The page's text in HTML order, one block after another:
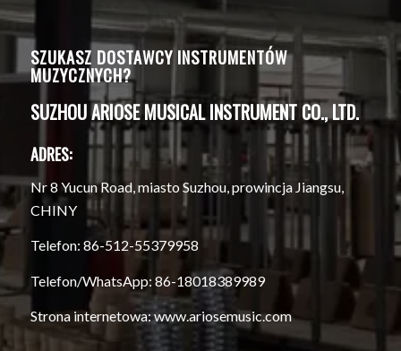
SZUKASZ DOSTAWCY INSTRUMENTÓW
MUZYCZNYCH?
SUZHOU ARIOSE MUSICAL INSTRUMENT CO., LTD.
ADRES:
Nr 8 Yucun Road, miasto Suzhou, prowincja Jiangsu,
CHINY
Telefon: 86-512-55379958
Telefon/WhatsApp: 86-18018389989
Strona internetowa: www.ariosemusic.com